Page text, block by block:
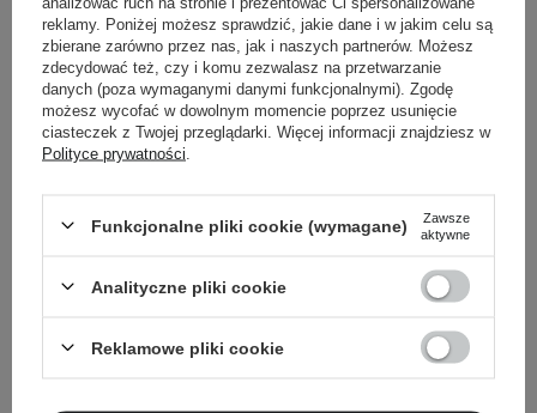
PROMOCJA
Tint - Tint do Ust - Coral
PROMOCJA
Everybody London - Lip
Tint - Tint do Ust - Peach
20
reklamy. Poniżej możesz sprawdzić, jakie dane i w jakim celu są
zbierane zarówno przez nas, jak i naszych partnerów. Możesz
zdecydować też, czy i komu zezwalasz na przetwarzanie
danych (poza wymaganymi danymi funkcjonalnymi). Zgodę
możesz wycofać w dowolnym momencie poprzez usunięcie
ciasteczek z Twojej przeglądarki. Więcej informacji znajdziesz w
Polityce prywatności
Funkcjonalne pliki cookie (wymagane)
Zawsze
aktywne
Analityczne pliki cookie
Reklamowe pliki cookie